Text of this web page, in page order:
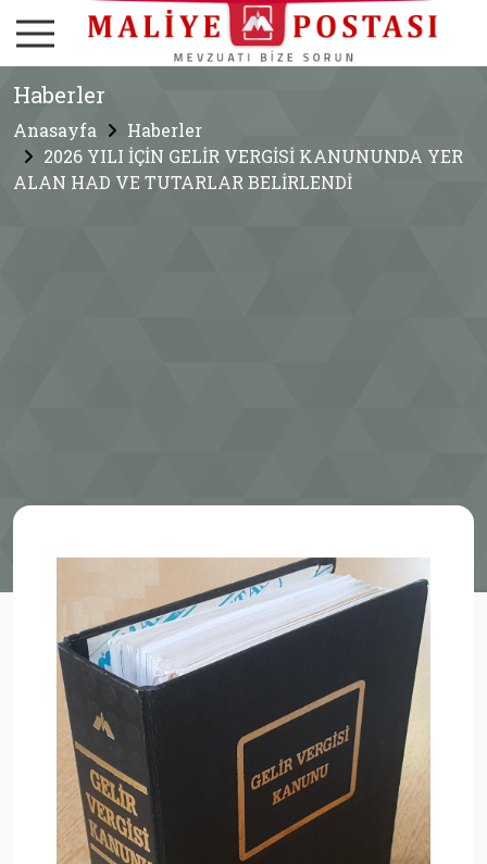
Haberler
Anasayfa
Haberler
2026 YILI İÇİN GELİR VERGİSİ KANUNUNDA YER
ALAN HAD VE TUTARLAR BELİRLENDİ